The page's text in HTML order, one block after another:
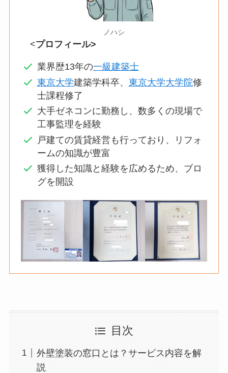
ノハシ
<プロフィール>
業界歴13年の一級建築士
東京大学建築学科卒、 東京大学大学院修
士課程修了
大手ゼネコンに勤務し、数多くの現場で
工事監理を経験
戸建ての賃貸経営も行っており、リフォ
ームの知識が豊富
獲得した知識と経験を広めるため、ブロ
グを開設
目次
外壁塗装の窓口とは？サービス内容を解
説